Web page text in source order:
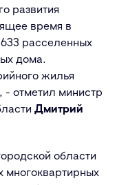
развития
время в
расселенных
дома.
жилья
- отметил министр
Дмитрий
области
многоквартирных